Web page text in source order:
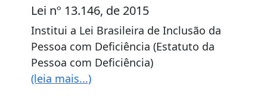
Lei nº 13.146, de 2015
Institui a Lei Brasileira de Inclusão da
Pessoa com Deficiência (Estatuto da
Pessoa com Deficiência)
(leia mais...)